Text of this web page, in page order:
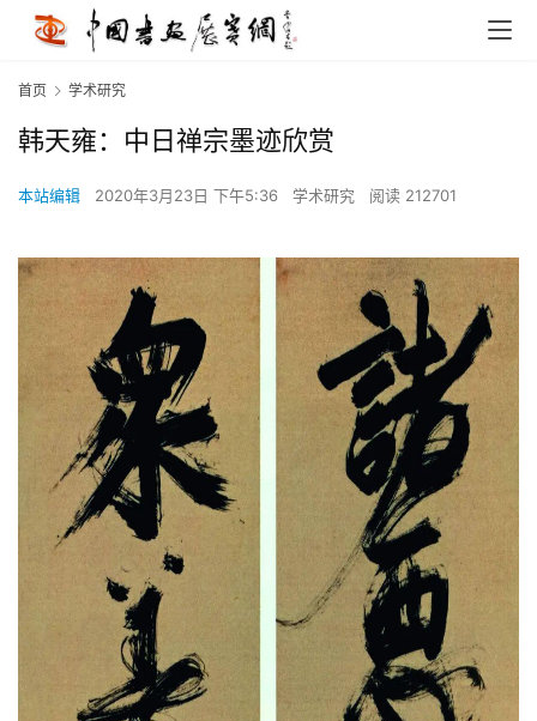
首页 学术研究
韩天雍：中日禅宗墨迹欣赏
本站编辑 2020年3月23日 下午5:36 学术研究 阅读 212701